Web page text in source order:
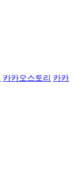
카카오스토리 카카